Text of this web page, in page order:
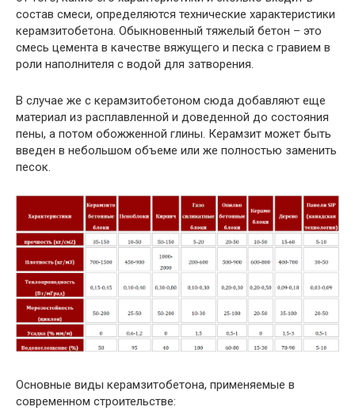
состав смеси, определяются технические характеристики
керамзитобетона. Обыкновенный тяжелый бетон – это
смесь цемента в качестве вяжущего и песка с гравием в
роли наполнителя с водой для затворения.
В случае же с керамзитобетоном сюда добавляют еще
материал из расплавленной и доведенной до состояния
пены, а потом обожженной глины. Керамзит может быть
введен в небольшом объеме или же полностью заменить
песок.
Основные виды керамзитобетона, применяемые в
современном строительстве: